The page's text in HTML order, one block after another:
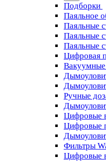
Подборки
Паяльное
Паяльные
Паяльные
Паяльные
Цифровая
Вакуумные
Ручные
Цифровые
Цифровые
Фильтры
Цифровые